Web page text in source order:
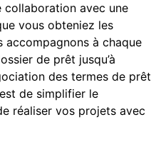
avec une
vous obteniez les
à chaque
de prêt jusqu’à
des termes de prêt
de simplifier le
réaliser vos projets avec